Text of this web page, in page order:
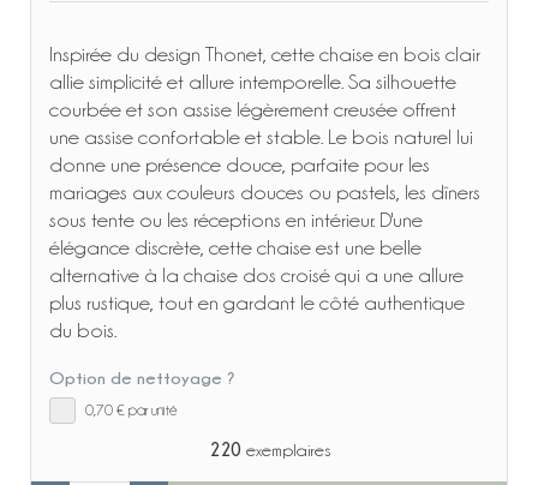
Inspirée du design Thonet, cette chaise en bois clair
allie simplicité et allure intemporelle. Sa silhouette
courbée et son assise légèrement creusée offrent
une assise confortable et stable. Le bois naturel lui
donne une présence douce, parfaite pour les
mariages aux couleurs douces ou pastels, les dîners
sous tente ou les réceptions en intérieur. D'une
élégance discrète, cette chaise est une belle
alternative à la chaise dos croisé qui a une allure
plus rustique, tout en gardant le côté authentique
du bois.
Option de nettoyage ?
0,70 € par unité
220 exemplaires